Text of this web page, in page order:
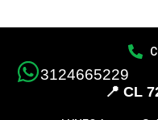
3124665229
📍 CL